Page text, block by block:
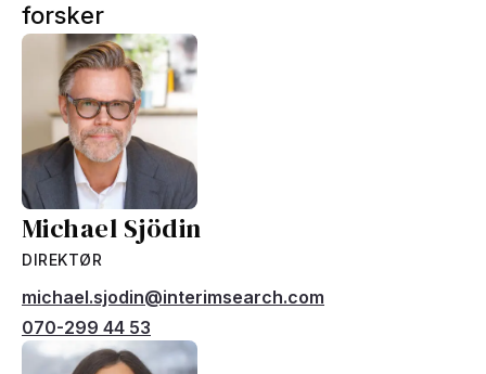
forsker
Michael Sjödin
DIREKTØR
michael.sjodin@interimsearch.com
070-299 44 53